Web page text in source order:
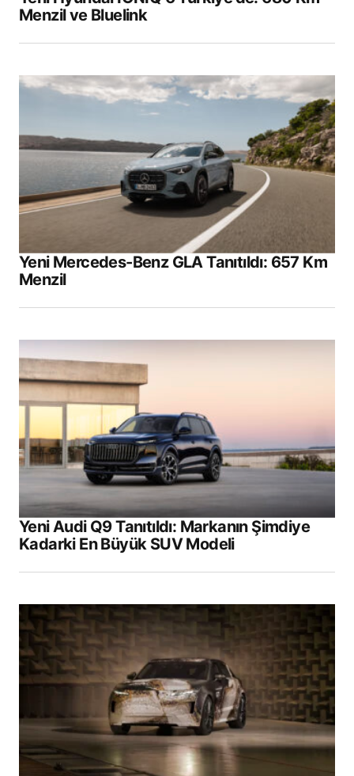
Menzil ve Bluelink
Yeni Mercedes-Benz GLA Tanıtıldı: 657 Km
Menzil
Yeni Audi Q9 Tanıtıldı: Markanın Şimdiye
Kadarki En Büyük SUV Modeli